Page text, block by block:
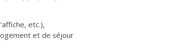
etc.),
et de séjour